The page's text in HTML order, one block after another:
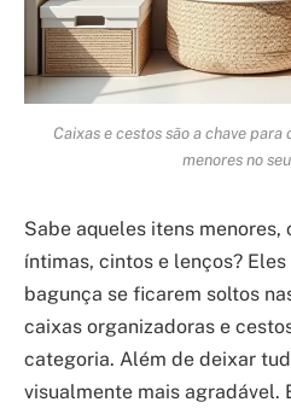
Caixas e cestos são a chave
menores no
Sabe aqueles itens menores,
íntimas, cintos e lenços?
bagunça se ficarem soltos
caixas organizadoras e
categoria. Além de deixar
visualmente mais agradável.